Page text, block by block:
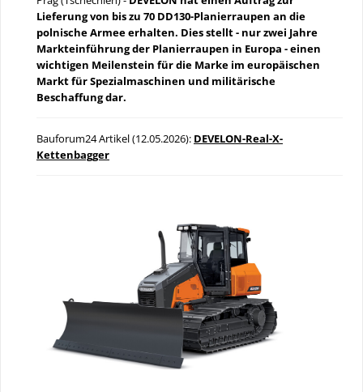
Lieferung von bis zu 70 DD130-Planierraupen an die
polnische Armee erhalten. Dies stellt - nur zwei Jahre
Markteinführung der Planierraupen in Europa - einen
wichtigen Meilenstein für die Marke im europäischen
Markt für Spezialmaschinen und militärische
Beschaffung dar.
Bauforum24 Artikel (12.05.2026): DEVELON-Real-X-
Kettenbagger